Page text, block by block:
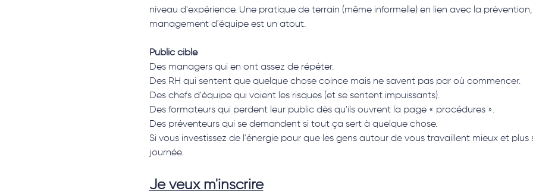
niveau d'expérience. Une pratique de terrain (même informelle) en lien avec la
management d'équipe est un atout.
Public cible
Des managers qui en ont assez de répéter.
Des RH qui sentent que quelque chose coince mais ne savent pas par où commencer.
Des chefs d'équipe qui voient les risques (et se sentent impuissants).
Des formateurs qui perdent leur public dès qu'ils ouvrent la page « procédures ».
Des préventeurs qui se demandent si tout ça sert à quelque chose.
Si vous investissez de l'énergie pour que les gens autour de vous travaillent mieux et
journée.
Je veux m'inscrire